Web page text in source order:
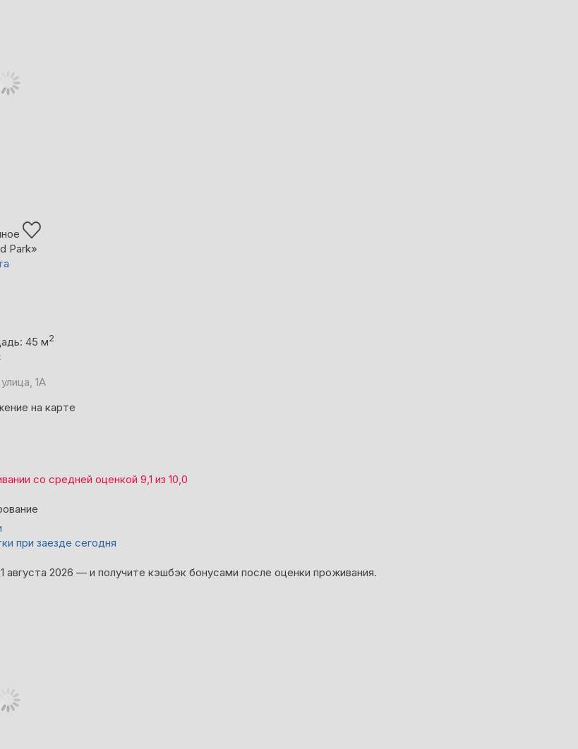
Park»
45 м2
1А
на карте
со средней оценкой 9,1 из 10,0
при заезде сегодня
августа 2026 — и получите кэшбэк бонусами после оценки проживания.